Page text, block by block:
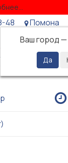
48
Помона
Ваш город —
Просмотренные